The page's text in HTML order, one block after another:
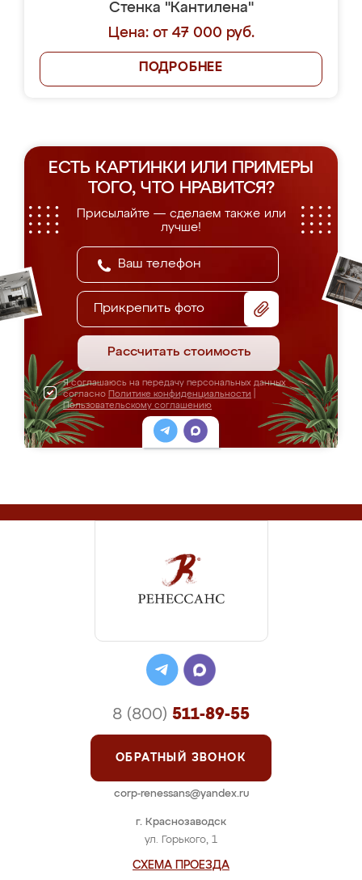
Стенка "Кантилена"
Цена: от 47 000 руб.
ПОДРОБНЕЕ
ЕСТЬ КАРТИНКИ ИЛИ ПРИМЕРЫ
ТОГО, ЧТО НРАВИТСЯ?
Присылайте — сделаем также или
лучше!
Прикрепить фото
Рассчитать стоимость
Я соглашаюсь на передачу персональных данных
согласно Политике конфиденциальности
Пользовательскому соглашению
г. Краснозаводск
ул. Горького, 1
СХЕМА ПРОЕЗДА
8 (800) 511-89-55
ОБРАТНЫЙ ЗВОНОК
corp-renessans@yandex.ru